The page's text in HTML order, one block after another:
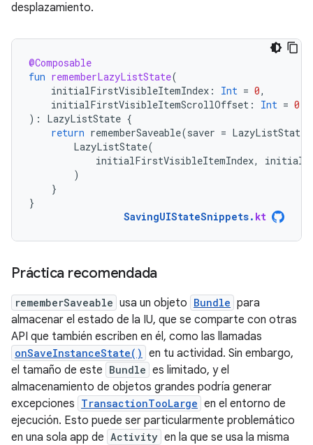
desplazamiento.
@Composable
fun rememberLazyListState(
initialFirstVisibleItemIndex : Int = 0,
initialFirstVisibleItemScrollOffset : Int = 0
):
LazyListState {
return rememberSaveable(saver = LazyListState
LazyListState(
initialFirstVisibleItemIndex,
)
}
}
SavingUIStateSnippets. kt
Práctica recomendada
rememberSaveable usa un objeto Bundle para
almacenar el estado de la IU, que se comparte con otras
API que también escriben en él, como las llamadas
onSaveInstanceState() en tu actividad. Sin embargo,
el tamaño de este Bundle es limitado, y el
almacenamiento de objetos grandes podría generar
excepciones TransactionTooLarge en el entorno de
ejecución. Esto puede ser particularmente problemático
en una sola app de Activity en la que se usa la misma